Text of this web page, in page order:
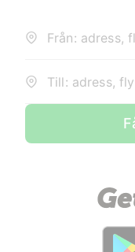
Från: adress,
Till: adress,